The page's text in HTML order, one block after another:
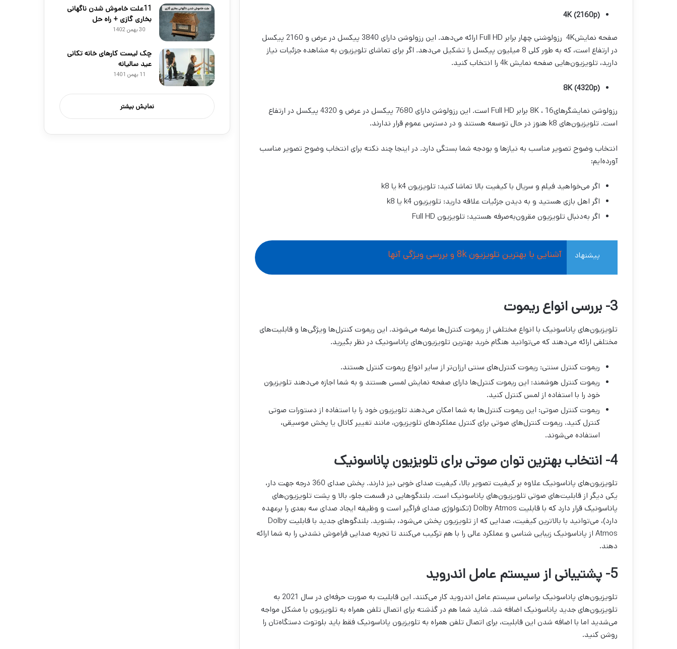
4K (2160p)
صفحه نمایش4K رزولوشنی چهار برابر Full HD ارائه می‌دهد. این رزولوشن دارای 3840 پیکسل در عرض و 2160 پیکسل
در ارتفاع است، که به طور کلی 8 میلیون پیکسل را تشکیل می‌دهد. اگر برای تماشای تلویزیون به مشاهده جزئیات نیاز
دارید، تلویزیون‌هایی صفحه نمایش 4k را انتخاب کنید.
8K (4320p)
رزولوشن نمایشگرهای8K ، 16 برابر Full HD است. این رزولوشن دارای 7680 پیکسل در عرض و 4320 پیکسل در ارتفاع
است. تلویزیون‌های k8 هنوز در حال توسعه هستند و در دسترس عموم قرار ندارند.
انتخاب وضوح تصویر مناسب به نیازها و بودجه شما بستگی دارد. در اینجا چند نکته برای انتخاب وضوح تصویر مناسب
آورده‌ایم:
اگر می‌خواهید فیلم و سریال با کیفیت بالا تماشا کنید: تلویزیون k4 یا k8
اگر اهل بازی هستید و به دیدن جزئیات علاقه دارید: تلویزیون k4 یا k8
اگر به‌دنبال تلویزیون مقرون‌به‌صرفه هستید: تلویزیون Full HD
پیشنهاد آشنایی با بهترین تلویزیون 8k و بررسی ویژگی آنها
3- بررسی انواع ریموت
تلویزیون‌های پاناسونیک با انواع مختلفی از ریموت کنترل‌ها عرضه می‌شوند. این ریموت کنترل‌ها ویژگی‌ها و قابلیت‌های
مختلفی ارائه می‌دهند که می‌توانید هنگام خرید بهترین تلویزیون‌های پاناسونیک در نظر بگیرید.
ریموت کنترل سنتی: ریموت کنترل‌های سنتی ارزان‌تر از سایر انواع ریموت کنترل هستند.
ریموت کنترل هوشمند: این ریموت کنترل‌ها دارای صفحه نمایش لمسی هستند و به شما اجازه می‌دهند تلویزیون
خود را با استفاده از لمس کنترل کنید.
ریموت کنترل صوتی: این ریموت کنترل‌ها به شما امکان می‌دهند تلویزیون خود را با استفاده از دستورات صوتی
کنترل کنید. ریموت کنترل‌های صوتی برای کنترل عملکردهای تلویزیون، مانند تغییر کانال یا پخش موسیقی،
استفاده می‌شوند.
4- انتخاب بهترین توان صوتی برای تلویزیون پاناسونیک
تلویزیون‌های پاناسونیک علاوه بر کیفیت تصویر بالا، کیفیت صدای خوبی نیز دارند. پخش صدای 360 درجه جهت دار،
یکی دیگر از قابلیت‌های صوتی تلویزیون‌های پاناسونیک است. بلندگوهایی در قسمت جلو، بالا و پشت تلویزیون‌های
پاناسونیک قرار دارد که با قابلیت Dolby Atmos (تکنولوژی صدای فراگیر است و وظیفه ایجاد صدای سه بعدی را برعهده
دارد)، می‌توانید با بالاترین کیفیت، صدایی که از تلویزیون پخش می‌شود، بشنوید. بلندگوهای جدید با قابلیت Dolby
Atmos از پاناسونیک زیبایی شناسی و عملکرد عالی را با هم ترکیب می‌کنند تا تجربه صدایی فراموش نشدنی را به شما ارائه
دهند.
5- پشتیبانی از سیستم عامل اندروید
تلویزیون‌های پاناسونیک براساس سیستم عامل اندروید کار می‌کنند. این قابلیت به صورت حرفه‌ای در سال 2021 به
تلویزیون‌های جدید پاناسونیک اضافه شد. شاید شما هم در گذشته برای اتصال تلفن همراه به تلویزیون با مشکل مواجه
می‌شدید اما با اضافه شدن این قابلیت، برای اتصال تلفن همراه به تلویزیون پاناسونیک فقط باید بلوتوث دستگاه‌تان را
روشن کنید.
11علت خاموش شدن ناگهانی
بخاری گازی + راه حل
30 بهمن 1402
چک لیست کارهای خانه تکانی
عید سالیانه
11 بهمن 1401
نمایش بیشتر